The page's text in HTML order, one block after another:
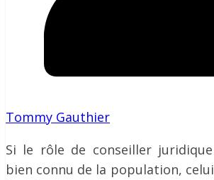
Tommy Gauthier
Si le rôle de conseiller
bien connu de la population,